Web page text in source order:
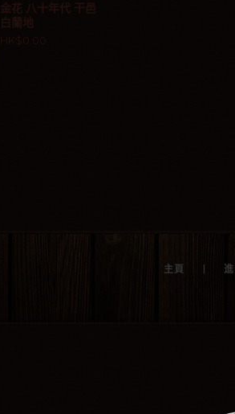
金花 八十年代 干邑
白蘭地
HK$0.00
主頁 |